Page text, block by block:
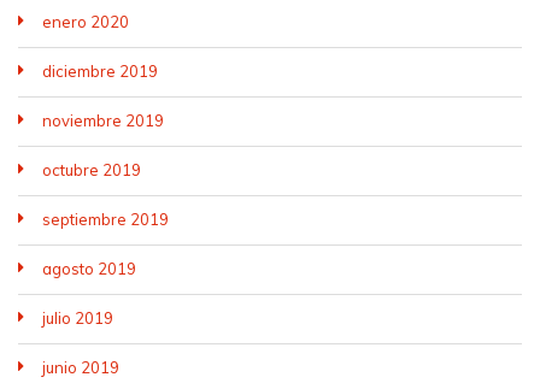
enero 2020
diciembre 2019
noviembre 2019
octubre 2019
septiembre 2019
agosto 2019
julio 2019
junio 2019